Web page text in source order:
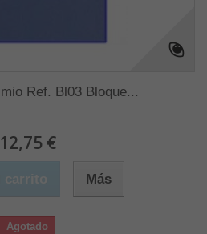
Ref. Bl03 Bloque...
12,75 €
Más
Agotado